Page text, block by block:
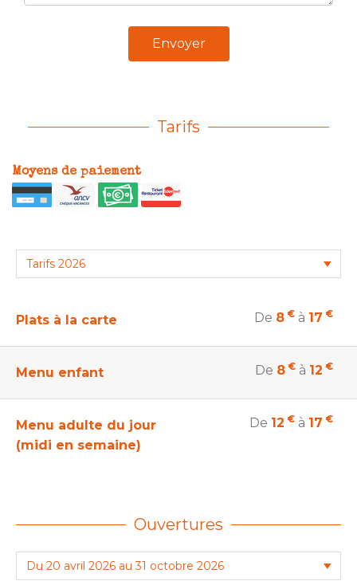
Envoyer
Tarifs
Moyens de paiement
Plats à la carte De 8 € à 17 €
Menu enfant De 8 € à 12 €
Menu adulte du jour
(midi en semaine)
De 12 € à 17 €
Ouvertures